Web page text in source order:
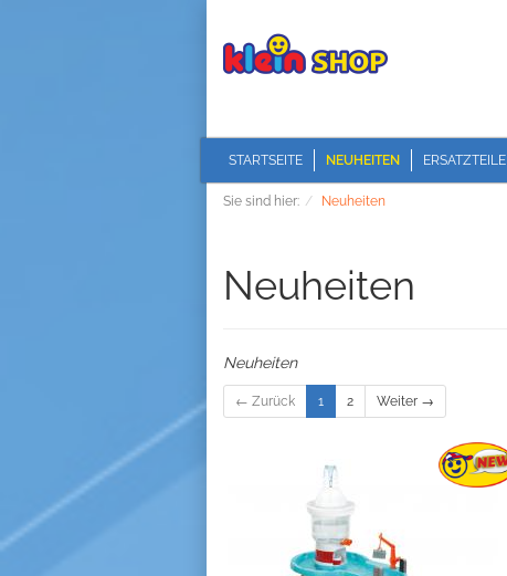
STARTSEITE NEUHEITEN ERSATZTEILE
Sie sind hier: Neuheiten
Neuheiten
Neuheiten
← Zurück 1 2 Weiter →